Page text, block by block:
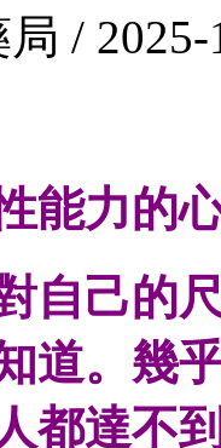
/ 2025-
能力的
自己的
道。幾
都達不